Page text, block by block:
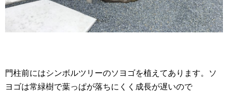
門柱前にはシンボルツリーのソヨゴを植えてあります。ソ
ヨゴは常緑樹で葉っぱが落ちにくく成長が遅いので